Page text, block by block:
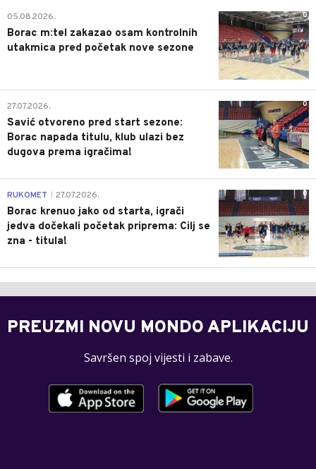
0
05.08.2026.
Borac m:tel zakazao osam kontrolnih
utakmica pred početak nove sezone
0
27.07.2026.
Savić otvoreno pred start sezone:
Borac napada titulu, klub ulazi bez
dugova prema igračima!
0
RUKOMET 27.07.2026.
Borac krenuo jako od starta, igrači
jedva dočekali početak priprema: Cilj se
zna - titula!
PREUZMI NOVU MONDO APLIKACIJU
Savršen spoj vijesti i zabave.